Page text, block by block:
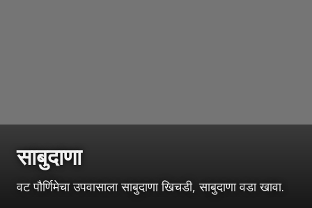
साबुदाणा
वट पौर्णिमेचा उपवासाला साबुदाणा खिचडी, साबुदाणा वडा खावा.